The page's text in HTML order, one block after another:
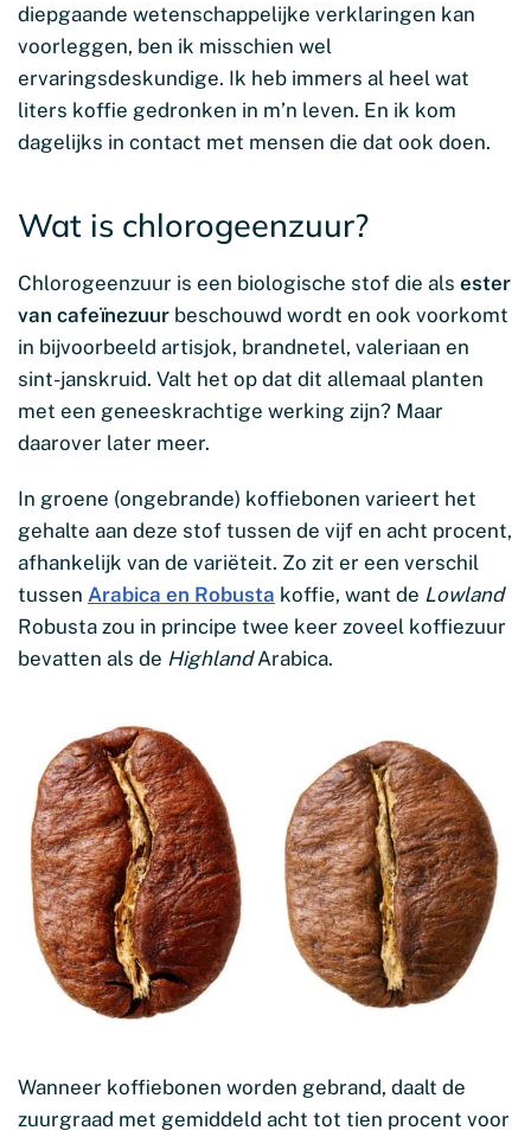
diepgaande wetenschappelijke verklaringen kan
voorleggen, ben ik misschien wel
ervaringsdeskundige. Ik heb immers al heel wat
liters koffie gedronken in m’n leven. En ik kom
dagelijks in contact met mensen die dat ook doen.
Wat is chlorogeenzuur?
Chlorogeenzuur is een biologische stof die als ester
van cafeïnezuur beschouwd wordt en ook voorkomt
in bijvoorbeeld artisjok, brandnetel, valeriaan en
sint-janskruid. Valt het op dat dit allemaal planten
met een geneeskrachtige werking zijn? Maar
daarover later meer.
In groene (ongebrande) koffiebonen varieert het
gehalte aan deze stof tussen de vijf en acht procent,
afhankelijk van de variëteit. Zo zit er een verschil
tussen Arabica en Robusta koffie, want de Lowland
Robusta zou in principe twee keer zoveel koffiezuur
bevatten als de HighlandArabica.
Wanneer koffiebonen worden gebrand, daalt de
zuurgraad met gemiddeld acht tot tien procent voor